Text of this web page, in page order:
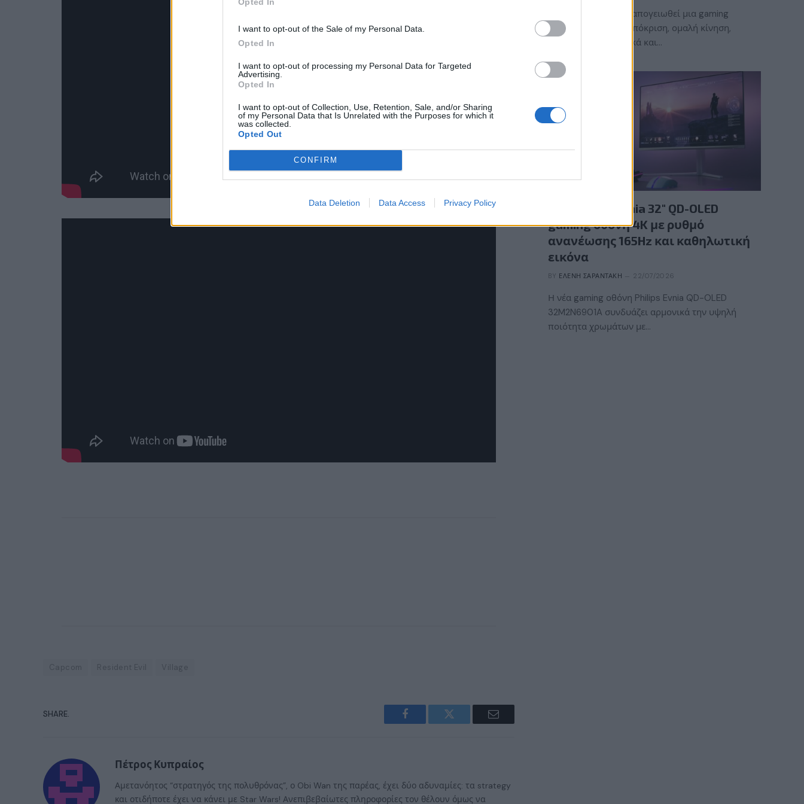
I want to opt-out of the Sale of my Personal Data.
Opted In
I want to opt-out of processing my Personal Data for Targeted
Advertising.
Opted In
I want to opt-out of Collection, Use, Retention, Sale, and/or Sharing
of my Personal Data that Is Unrelated with the Purposes for which it
was collected.
Opted Out
CONFIRM
Data Deletion Data Access Privacy Policy
Capcom Resident Evil Village
SHARE.
Facebook Twitter Email
Πέτρος Κυπραίος
Αμετανόητος “στρατηγός της πολυθρόνας”, ο Obi Wan της παρέας, έχει δύο αδυναμίες: τα strategy
και οτιδήποτε έχει να κάνει με Star Wars! Ανεπιβεβαίωτες πληροφορίες τον θέλουν όμως να
Τι χρειάζεται για να απογειωθεί μια gaming
εμπειρία; Γρήγορη απόκριση, ομαλή κίνηση,
εντυπωσιακά γραφικά και…
Νέα Philips Evnia 32″ QD-OLED
gaming οθόνη 4K με ρυθμό
ανανέωσης 165Hz και καθηλωτική
εικόνα
BY ΕΛΈΝΗ ΣΑΡΑΝΤΆΚΗ 22/07/2026
Η νέα gaming οθόνη Philips Evnia QD-OLED
32M2N6901A συνδυάζει αρμονικά την υψηλή
ποιότητα χρωμάτων με…